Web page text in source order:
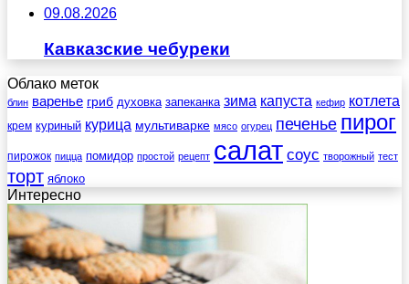
09.08.2026
Кавказские чебуреки
Облако меток
блин варенье гриб духовка запеканка зима капуста кефир котлета
крем куриный курица мультиварке мясо огурец печенье пирог
пирожок пицца помидор простой рецепт салат соус творожный тест
торт яблоко
Интересно